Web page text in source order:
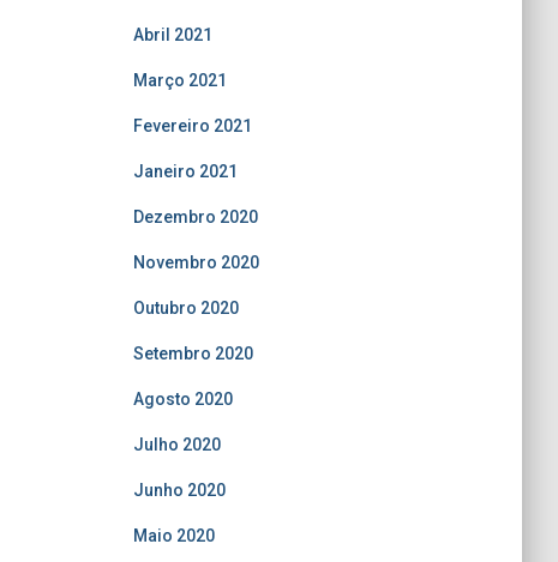
Abril 2021
Março 2021
Fevereiro 2021
Janeiro 2021
Dezembro 2020
Novembro 2020
Outubro 2020
Setembro 2020
Agosto 2020
Julho 2020
Junho 2020
Maio 2020